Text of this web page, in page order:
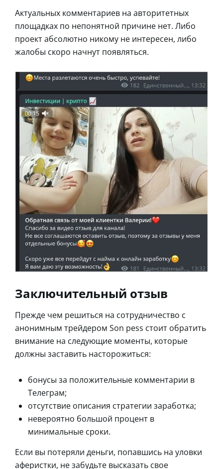
Актуальных комментариев на авторитетных
площадках по непонятной причине нет. Либо
проект абсолютно никому не интересен, либо
жалобы скоро начнут появляться.
Заключительный отзыв
Прежде чем решиться на сотрудничество с
анонимным трейдером Son pess стоит обратить
внимание на следующие моменты, которые
должны заставить насторожиться:
бонусы за положительные комментарии в
Телеграм;
отсутствие описания стратегии заработка;
невероятно большой процент в
минимальные сроки.
Если вы потеряли деньги, попавшись на уловки
аферистки, не забудьте высказать свое